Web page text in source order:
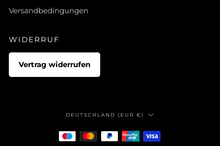
Versandbedingungen
WIDERRUF
Vertrag widerrufen
LAND
DEUTSCHLAND (EUR €)